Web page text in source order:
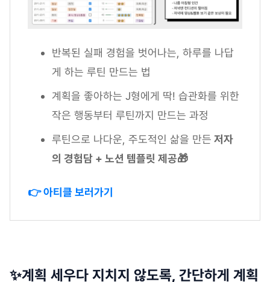
반복된 실패 경험을 벗어나는, 하루를 나답
게 하는 루틴 만드는 법
계획을 좋아하는 J형에게 딱! 습관화를 위한
작은 행동부터 루틴까지 만드는 과정
루틴으로 나다운, 주도적인 삶을 만든 저자
의 경험담 + 노션 템플릿 제공🎁
👉 아티클 보러가기
✨계획 세우다 지치지 않도록, 간단하게 계획